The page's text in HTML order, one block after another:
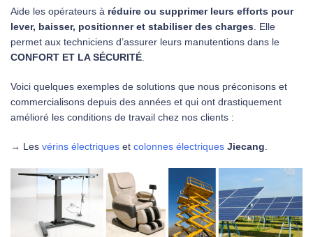
Aide les opérateurs à réduire ou supprimer leurs efforts pour
lever, baisser, positionner et stabiliser des charges . Elle
permet aux techniciens d’assurer leurs manutentions dans le
CONFORT ET LA SÉCURITÉ
Voici quelques exemples de solutions que nous préconisons et
commercialisons depuis des années et qui ont drastiquement
amélioré les conditions de travail chez nos clients :
→ Les vérins électriques et colonnes électriques Jiecang